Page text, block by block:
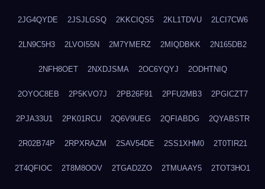
2JG4QYDE 2JSJLGSQ 2KKCIQS5 2KL1TDVU 2LCI7CW6
2LN9C5H3 2LVOI55N 2M7YMERZ 2MIQDBKK 2N165DB2
2NFH8OET 2NXDJSMA 2OC6YQYJ 2ODHTNIQ
2OYOC8EB 2P5KVO7J 2PB26F91 2PFU2MB3 2PGICZT7
2PJA33U1 2PK01RCU 2Q6V9UEG 2QFIABDG 2QYABSTR
2R02B74P 2RPXRAZM 2SAV54DE 2SS1XHM0 2T0TIR21
2T4QFIOC 2T8M8OOV 2TGAD2ZO 2TMUAAY5 2TOT3HO1